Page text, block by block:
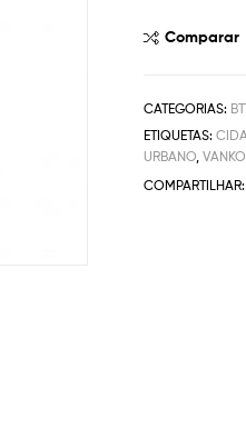
Comparar
CATEGORIAS:
ETIQUETAS:
URBANO ,VANKO
COMPARTILHAR: